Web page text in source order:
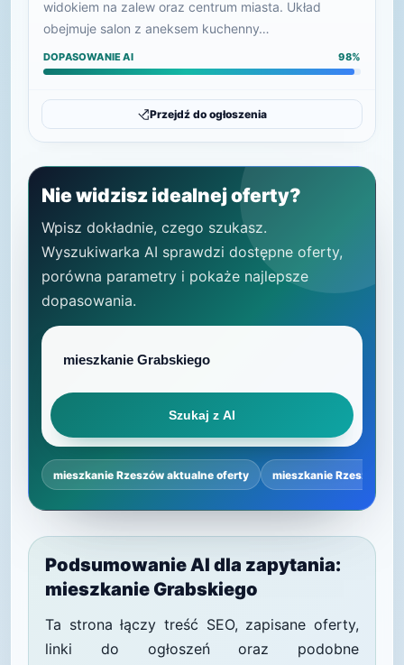
widokiem na zalew oraz centrum miasta. Układ
obejmuje salon z aneksem kuchenny…
DOPASOWANIE AI 98%
Przejdź do ogłoszenia
Nie widzisz idealnej oferty?
Wpisz dokładnie, czego szukasz.
Wyszukiwarka AI sprawdzi dostępne oferty,
porówna parametry i pokaże najlepsze
dopasowania.
Szukaj z AI
mieszkanie Rzeszów aktualne oferty mieszkanie Rzeszów
Podsumowanie AI dla zapytania:
mieszkanie Grabskiego
Ta strona łączy treść SEO, zapisane oferty,
linki do ogłoszeń oraz podobne